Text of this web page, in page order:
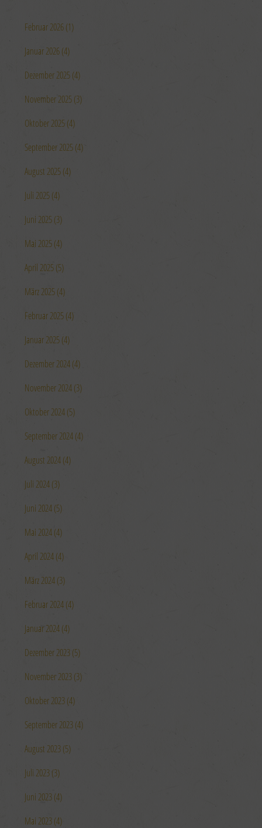
Februar 2026 (1)
Januar 2026 (4)
Dezember 2025 (4)
November 2025 (3)
Oktober 2025 (4)
September 2025 (4)
August 2025 (4)
Juli 2025 (4)
Juni 2025 (3)
Mai 2025 (4)
April 2025 (5)
März 2025 (4)
Februar 2025 (4)
Januar 2025 (4)
Dezember 2024 (4)
November 2024 (3)
Oktober 2024 (5)
September 2024 (4)
August 2024 (4)
Juli 2024 (3)
Juni 2024 (5)
Mai 2024 (4)
April 2024 (4)
März 2024 (3)
Februar 2024 (4)
Januar 2024 (4)
Dezember 2023 (5)
November 2023 (3)
Oktober 2023 (4)
September 2023 (4)
August 2023 (5)
Juli 2023 (3)
Juni 2023 (4)
Mai 2023 (4)